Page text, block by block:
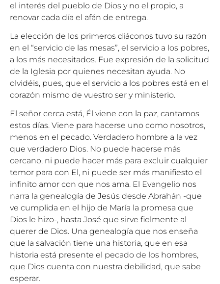
el interés del pueblo de Dios y no el propio, a
renovar cada día el afán de entrega.
La elección de los primeros diáconos tuvo su razón
en el “servicio de las mesas”, el servicio a los pobres,
a los más necesitados. Fue expresión de la solicitud
de la Iglesia por quienes necesitan ayuda. No
olvidéis, pues, que el servicio a los pobres está en el
corazón mismo de vuestro ser y ministerio.
El señor cerca está, Él viene con la paz, cantamos
estos días. Viene para hacerse uno como nosotros,
menos en el pecado. Verdadero hombre a la vez
que verdadero Dios. No puede hacerse más
cercano, ni puede hacer más para excluir cualquier
temor para con El, ni puede ser más manifiesto el
infinito amor con que nos ama. El Evangelio nos
narra la genealogía de Jesús desde Abrahán -que
ve cumplida en el hijo de María la promesa que
Dios le hizo-, hasta José que sirve fielmente al
querer de Dios. Una genealogía que nos enseña
que la salvación tiene una historia, que en esa
historia está presente el pecado de los hombres,
que Dios cuenta con nuestra debilidad, que sabe
esperar.